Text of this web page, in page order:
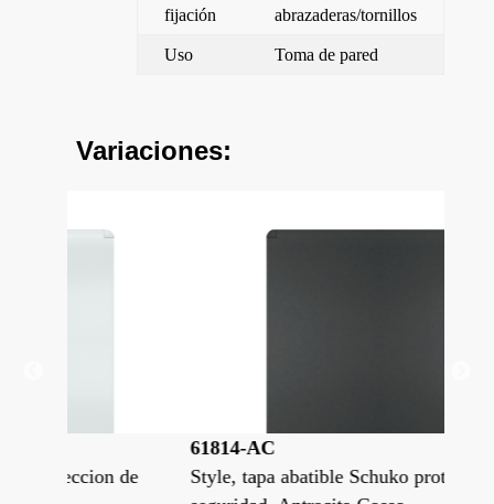
fijación
abrazaderas/tornillos
Uso Toma de pared
Variaciones:
Style, tapa abatible Schuko proteccion de